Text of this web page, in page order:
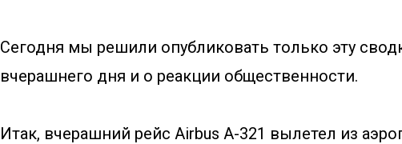
Сегодня мы решили опубликовать только эту
вчерашнего дня и о реакции общественности.
Итак, вчерашний рейс Airbus А-321 вылетел из